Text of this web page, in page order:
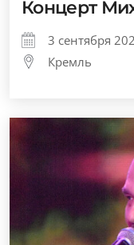
Концерт
3 сентября
Кремль